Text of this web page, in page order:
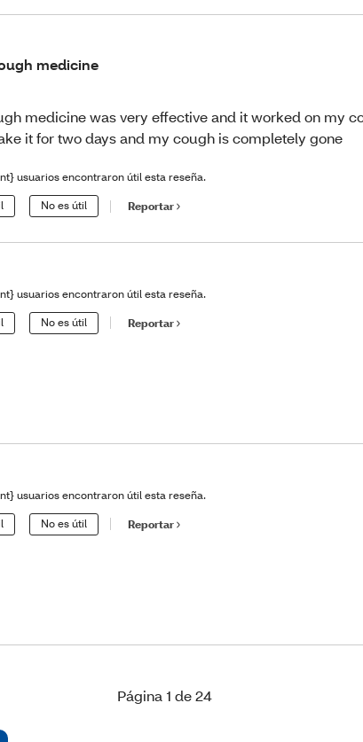
medicine
medicine was very effective and it worked on my
it for two days and my cough is completely gone
usuarios encontraron útil esta reseña.
No es útil Reportar
usuarios encontraron útil esta reseña.
No es útil Reportar
usuarios encontraron útil esta reseña.
No es útil Reportar
Página 1 de 24